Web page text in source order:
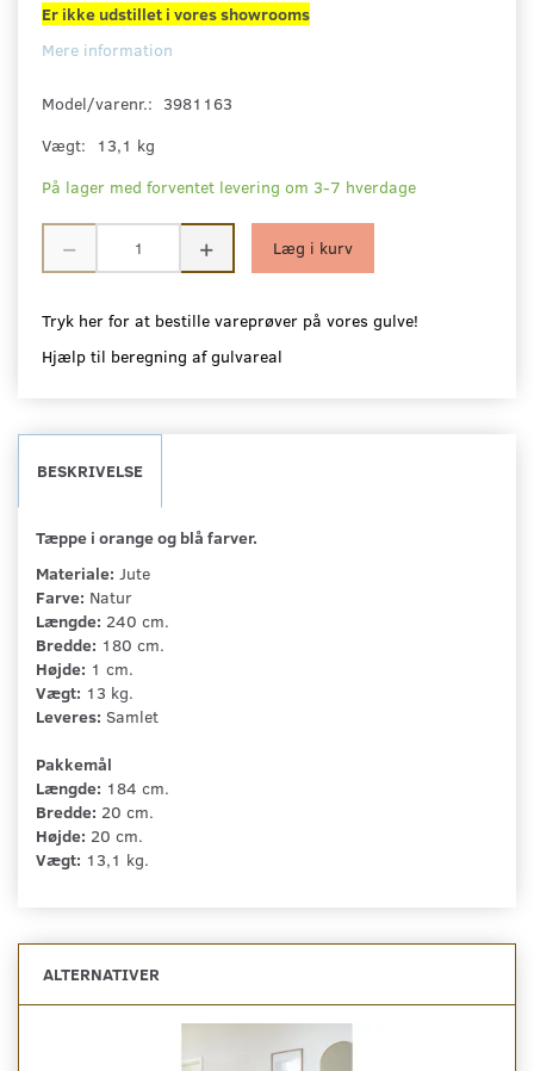
Er ikke udstillet i vores showrooms
Mere information
Model/varenr.: 3981163
Vægt:
13,1 kg
På lager med forventet levering om 3-7 hverdage
Læg i kurv
Tryk her for at bestille vareprøver på vores gulve!
Hjælp til beregning af gulvareal
BESKRIVELSE
Tæppe i orange og blå farver.
Materiale: Jute
Farve: Natur
Længde: 240 cm.
Bredde: 180 cm.
Højde: 1 cm.
Vægt: 13 kg.
Leveres: Samlet
Pakkemål
Længde: 184 cm.
Bredde: 20 cm.
Højde: 20 cm.
Vægt: 13,1 kg.
ALTERNATIVER